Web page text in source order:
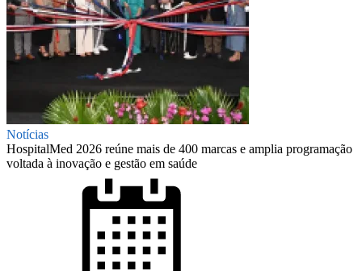
Notícias
HospitalMed 2026 reúne mais de 400 marcas e amplia programação
voltada à inovação e gestão em saúde